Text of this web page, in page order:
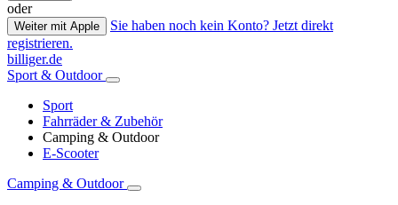
oder
Weiter mit Apple
Sie haben noch kein Konto? Jetzt direkt
registrieren.
billiger.de
Sport & Outdoor
Sport
Fahrräder & Zubehör
Camping & Outdoor
E-Scooter
Camping & Outdoor